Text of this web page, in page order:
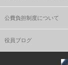
公費負担制度について
役員ブログ